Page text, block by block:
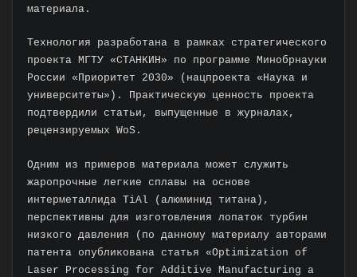
материала.
Технология разработана в рамках стратегического
проекта МГТУ «СТАНКИН» по программе Минобрнауки
России «Приоритет 2030» (нацпроекта «Наука и
университеты»). Практическую ценность проекта
подтвердили статьи, выпущенные в журналах,
рецензируемых WoS.
Одним из примеров материала может служить
жаропрочные легкие сплавы на основе
интерметаллида TiAl (алюминид титана),
перспективны для изготовления лопаток турбин
низкого давления (по данному материалу авторами
патента опубликована статья «Optimization of
Laser Processing for Additive Manufacturing a